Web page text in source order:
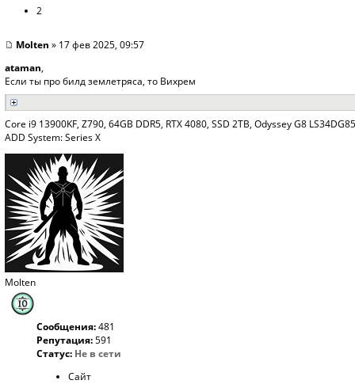
2
Molten » 17 фев 2025, 09:57
ataman,
Если ты про билд землетряса, то Вихрем
Core i9 13900KF, Z790, 64GB DDR5, RTX 4080, SSD 2TB, Odyssey G8
ADD System: Series X
Molten
Сообщения:481
Репутация:591
Статус: Не в сети
Сайт